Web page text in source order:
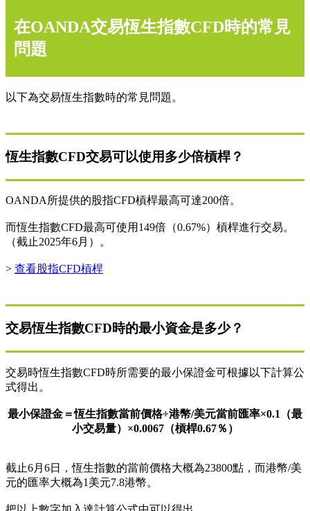
在OANDA交易恆生指數CFD時的常見
問題
以下為交易恆生指數時的常見問題。
恆生指數CFD交易可以使用多少倍槓桿？
OANDA所提供的股指CFD槓桿最高可達200倍。
而恆生指數CFD最高可使用149倍（0.67%）槓桿進行交易。
（截止2025年6月）。
> 查看股指CFD槓桿
交易恆生指數CFD時的最小資金是多少？
交易時恆生指數CFD時所需要的最小保證金可根據以下計算公
式得出。
最小保證金＝恆生指數當前價格÷港幣/美元當前匯率×0.1（最
小交易量）×0.0067（槓桿0.67％）
截止6月6日，恆生指數的當前價格大概為23800點，而港幣/美
元的匯率大概為1美元7.8港幣。